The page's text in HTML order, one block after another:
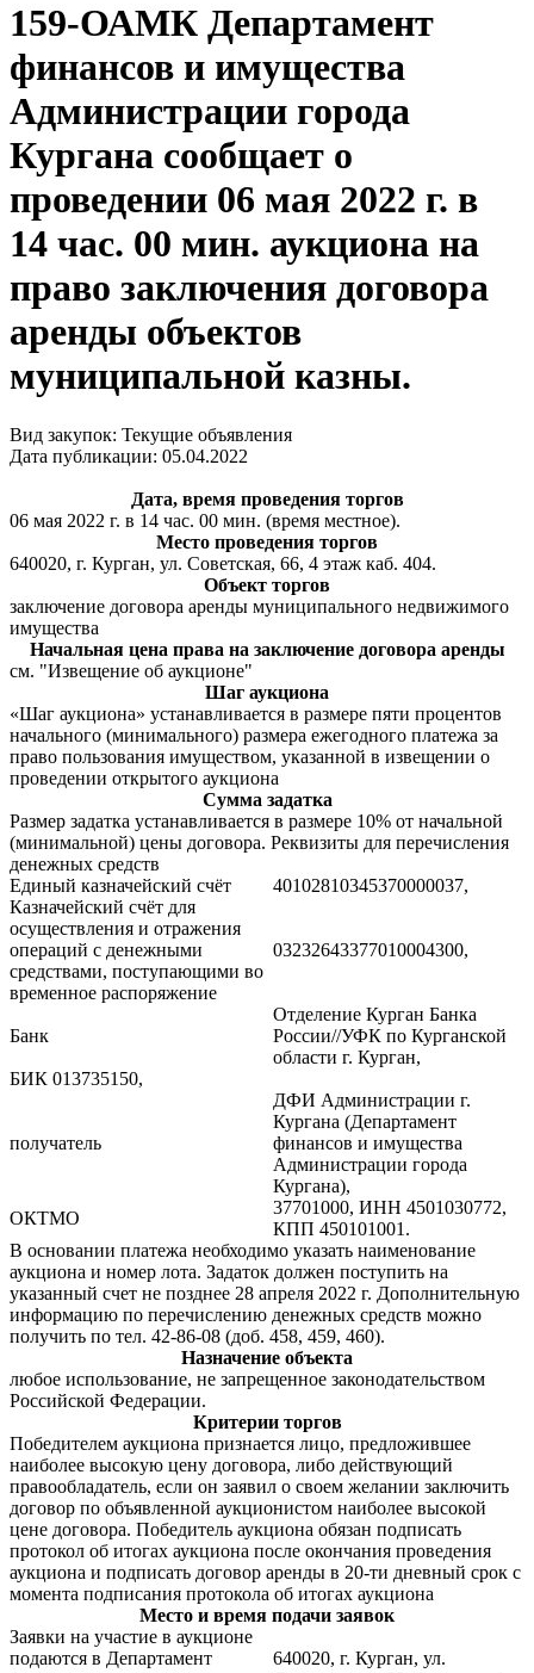
159-ОАМК Департамент
финансов и имущества
Администрации города
Кургана сообщает о
проведении 06 мая 2022 г. в
14 час. 00 мин. аукциона на
право заключения договора
аренды объектов
муниципальной казны.
Вид закупок: Текущие объявления
Дата публикации: 05.04.2022
Дата, время проведения торгов
06 мая 2022 г. в 14 час. 00 мин. (время местное).
Место проведения торгов
640020, г. Курган, ул. Советская, 66, 4 этаж каб. 404.
Объект торгов
заключение договора аренды муниципального недвижимого
имущества
Начальная цена права на заключение договора аренды
см. "Извещение об аукционе"
Шаг аукциона
«Шаг аукциона» устанавливается в размере пяти процентов
начального (минимального) размера ежегодного платежа за
право пользования имуществом, указанной в извещении о
проведении открытого аукциона
Сумма задатка
Размер задатка устанавливается в размере 10% от начальной
(минимальной) цены договора. Реквизиты для перечисления
денежных средств
Единый казначейский счёт
40102810345370000037,
Казначейский счёт для
осуществления и отражения
операций с денежными
средствами, поступающими во
временное распоряжение
03232643377010004300,
Банк
Отделение Курган Банка
России//УФК по Курганской
области г. Курган,
БИК 013735150,
получатель
ДФИ Администрации г.
Кургана (Департамент
финансов и имущества
Администрации города
Кургана),
ОКТМО
37701000, ИНН 4501030772,
КПП 450101001.
В основании платежа необходимо указать наименование
аукциона и номер лота. Задаток должен поступить на
указанный счет не позднее 28 апреля 2022 г. Дополнительную
информацию по перечислению денежных средств можно
получить по тел. 42-86-08 (доб. 458, 459, 460).
Назначение объекта
любое использование, не запрещенное законодательством
Российской Федерации.
Критерии торгов
Победителем аукциона признается лицо, предложившее
наиболее высокую цену договора, либо действующий
правообладатель, если он заявил о своем желании заключить
договор по объявленной аукционистом наиболее высокой
цене договора. Победитель аукциона обязан подписать
протокол об итогах аукциона после окончания проведения
аукциона и подписать договор аренды в 20-ти дневный срок с
момента подписания протокола об итогах аукциона
Место и время подачи заявок
Заявки на участие в аукционе
подаются в Департамент
640020, г. Курган, ул.